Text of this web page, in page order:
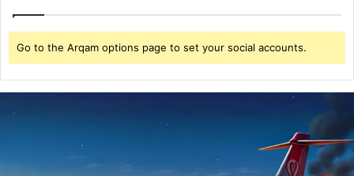
Go to the Arqam options page to set your social accounts.